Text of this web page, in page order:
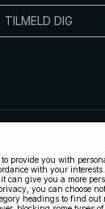
TILMELD DIG